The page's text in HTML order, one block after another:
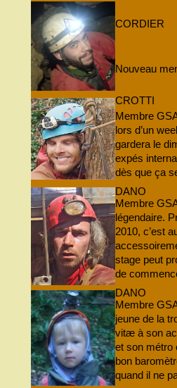
CORDIER
Nouveau
CROTTI
Membre
lors d’un
gardera le
expés
dès que ça
DANO
Membre
légendaire.
2010, c’est
stage peut
de
DANO
Membre
jeune de la
vitæ à son
et son métro
bon
quand il ne